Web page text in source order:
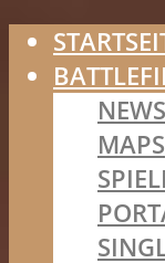
NEWS
MAPS